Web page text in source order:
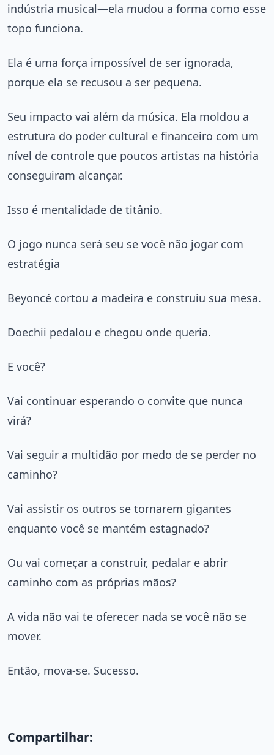
indústria musical—ela mudou a forma como esse
topo funciona.
Ela é uma força impossível de ser ignorada,
porque ela se recusou a ser pequena.
Seu impacto vai além da música. Ela moldou a
estrutura do poder cultural e financeiro com um
nível de controle que poucos artistas na história
conseguiram alcançar.
Isso é mentalidade de titânio.
O jogo nunca será seu se você não jogar com
estratégia
Beyoncé cortou a madeira e construiu sua mesa.
Doechii pedalou e chegou onde queria.
E você?
Vai continuar esperando o convite que nunca
virá?
Vai seguir a multidão por medo de se perder no
caminho?
Vai assistir os outros se tornarem gigantes
enquanto você se mantém estagnado?
Ou vai começar a construir, pedalar e abrir
caminho com as próprias mãos?
A vida não vai te oferecer nada se você não se
mover.
Então, mova-se. Sucesso.
Compartilhar: